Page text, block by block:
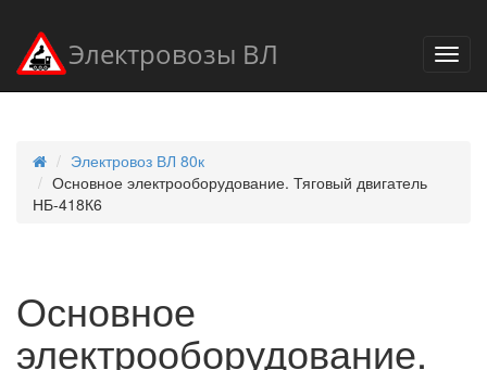
Электровозы ВЛ
Электровоз ВЛ 80к
Основное электрооборудование. Тяговый двигатель
НБ-418К6
Основное
электрооборудование.